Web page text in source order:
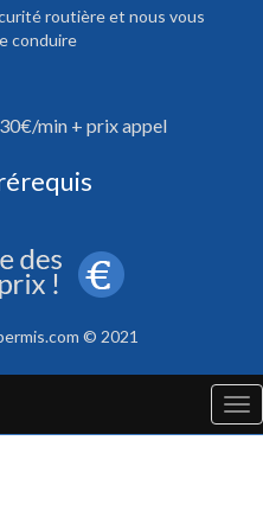
routière et nous vous
conduire
min + prix appel
© 2021